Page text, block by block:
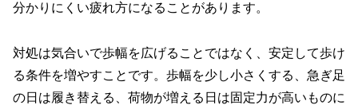
分かりにくい疲れ方になることがあります。
対処は気合いで歩幅を広げることではなく、安定して歩け
る条件を増やすことです。歩幅を少し小さくする、急ぎ足
の日は履き替える、荷物が増える日は固定力が高いものに